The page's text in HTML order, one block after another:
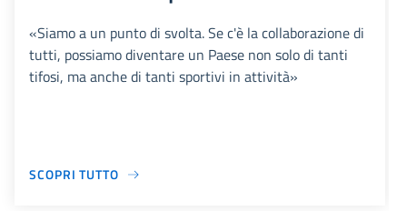
«Siamo a un punto di svolta. Se c'è la collaborazione di
tutti, possiamo diventare un Paese non solo di tanti
tifosi, ma anche di tanti sportivi in attività»
SCOPRI TUTTO